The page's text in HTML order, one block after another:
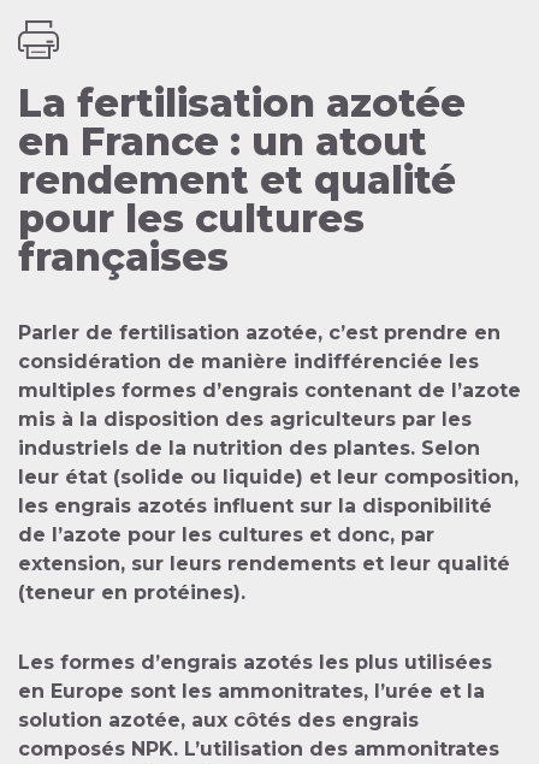
La fertilisation azotée
en France : un atout
rendement et qualité
pour les cultures
françaises
Parler de fertilisation azotée, c’est prendre en
considération de manière indifférenciée les
multiples formes d’engrais contenant de l’azote
mis à la disposition des agriculteurs par les
industriels de la nutrition des plantes. Selon
leur état (solide ou liquide) et leur composition,
les engrais azotés influent sur la disponibilité
de l’azote pour les cultures et donc, par
extension, sur leurs rendements et leur qualité
(teneur en protéines).
Les formes d’engrais azotés les plus utilisées
en Europe sont les ammonitrates, l’urée et la
solution azotée, aux côtés des engrais
composés NPK. L’utilisation des ammonitrates